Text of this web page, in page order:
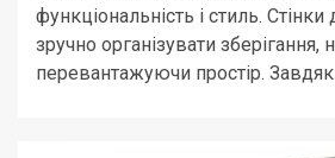
функціональність і стиль.
зручно організувати зберігання,
перевантажуючи простір.